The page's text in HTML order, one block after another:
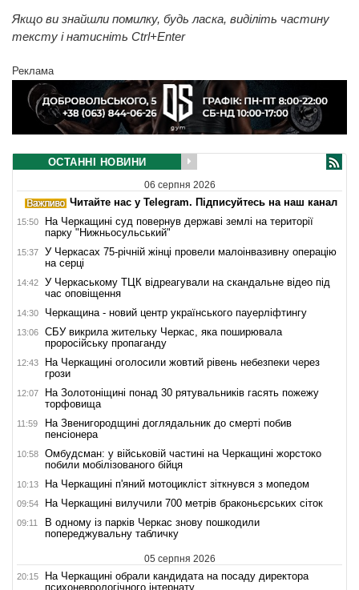
Якщо ви знайшли помилку, будь ласка, виділіть частину
тексту і натисніть Ctrl+Enter
Реклама
ОСТАННІ НОВИНИ
06 серпня 2026
Читайте нас у Telegram. Підписуйтесь на наш канал
15:50
На Черкащині суд повернув державі землі на території
парку "Нижньосульський"
15:37
У Черкасах 75-річній жінці провели малоінвазивну операцію
на серці
14:42
У Черкаському ТЦК відреагували на скандальне відео під
час оповіщення
14:30 Черкащина - новий центр українського пауерліфтингу
13:06
СБУ викрила жительку Черкас, яка поширювала
проросійську пропаганду
12:43
На Черкащині оголосили жовтий рівень небезпеки через
грози
12:07
На Золотоніщині понад 30 рятувальників гасять пожежу
торфовища
11:59
На Звенигородщині доглядальник до смерті побив
пенсіонера
10:58
Омбудсман: у військовій частині на Черкащині жорстоко
побили мобілізованого бійця
10:13 На Черкащині п'яний мотоцикліст зіткнувся з мопедом
09:54 На Черкащині вилучили 700 метрів браконьєрських сіток
09:11
В одному із парків Черкас знову пошкодили
попереджувальну табличку
05 серпня 2026
20:15
На Черкащині обрали кандидата на посаду директора
психоневрологічного інтернату